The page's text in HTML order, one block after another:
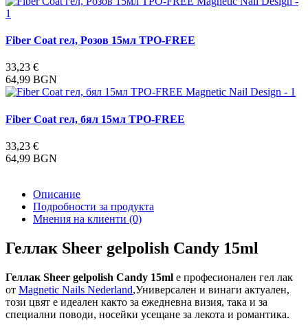
Fiber Coat гел, Розов 15мл TPO-FREE
33,23 €
64,99 BGN
Fiber Coat гел, бял 15мл TPO-FREE
33,23 €
64,99 BGN
Описание
Подробности за продукта
Мнения на клиенти (0)
Геллак Sheer gelpolish Candy 15ml
Геллак Sheer gelpolish Candy 15ml е професионален гел лак
от Magnetic Nails Nederland,Универсален и винаги актуален,
този цвят е идеален както за ежедневна визия, така и за
специални поводи, носейки усещане за лекота и романтика.